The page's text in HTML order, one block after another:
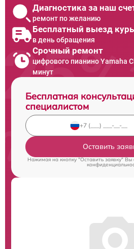
Диагностика за наш
ремонт по желанию
Бесплатный выезд
в день обращения
Срочный ремонт
цифрового пианино Yamaha
минут
Бесплатная
специалистом
Оставить
Нажимая на кнопку "Оставить заявку" Вы